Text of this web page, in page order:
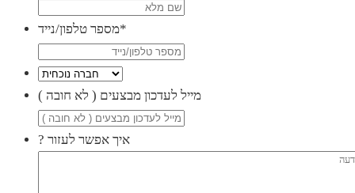
מספר טלפון/נייד*
( מייל לעדכון מבצעים ( לא חובה
? איך אפשר לעזור